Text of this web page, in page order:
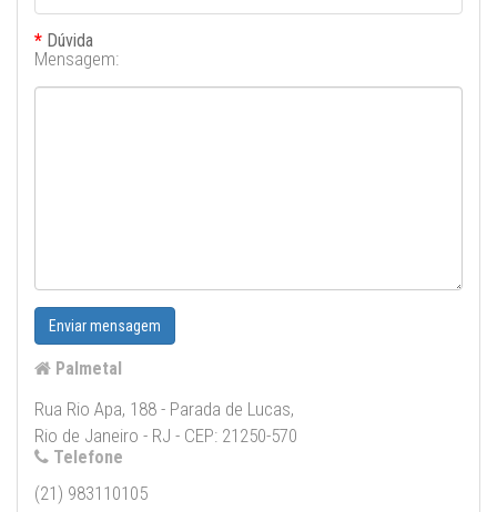
Dúvida
Mensagem:
Palmetal
Rua Rio Apa, 188 - Parada de Lucas,
Rio de Janeiro - RJ - CEP: 21250-570
Telefone
(21) 983110105